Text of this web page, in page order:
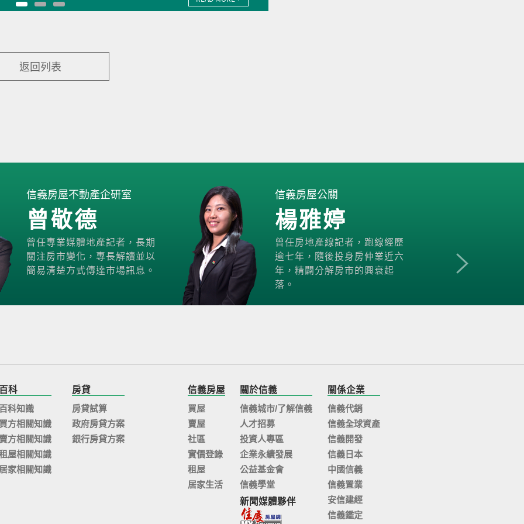
返回列表
信義房屋不動產企研室
曾敬德
曾任專業媒體地產記者，長期
關注房市變化，專長解讀並以
簡易清楚方式傳達市場訊息。
信義房屋公關
楊雅婷
曾任房地產線記者，跑線經歷
逾七年，隨後投身房仲業近六
年，精闢分解房市的興衰起
落。
科
科知識
方相關知識
方相關知識
屋相關知識
家相關知識
房貸
房貸試算
政府房貸方案
銀行房貸方案
信義房屋
買屋
賣屋
社區
實價登錄
租屋
居家生活
關於信義
信義城市/了解信義
人才招募
投資人專區
企業永續發展
公益基金會
信義學堂
新聞媒體夥伴
關係企業
信義代銷
信義全球資產
信義開發
信義日本
中國信義
信義置業
安信建經
信義鑑定